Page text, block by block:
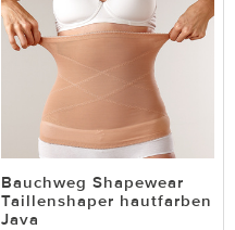
Bauchweg Shapewear
Taillenshaper hautfarben
Java